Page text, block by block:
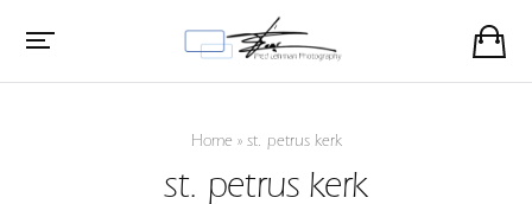
Home » st. petrus kerk
st. petrus kerk